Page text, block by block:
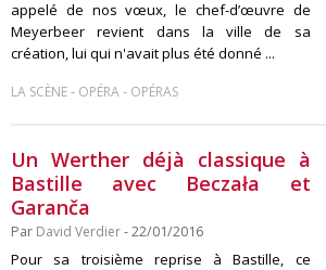
appelé de nos vœux, le chef-d’œuvre de
Meyerbeer revient dans la ville de sa
création, lui qui n'avait plus été donné ...
LA SCÈNE- OPÉRA- OPÉRAS
Un Werther déjà classique à
Bastille avec Beczała et
Garanča
Par David Verdier- 22/01/2016
Pour sa troisième reprise à Bastille, ce